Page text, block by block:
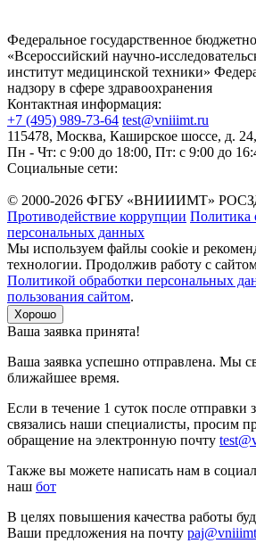
Федеральное государственное
«Всероссийский научно-
институт медицинской техники»
надзору в сфере здравоохранения
Контактная информация:
+7 (495) 989-73-64 test@vniiimt.ru
115478, Москва, Каширское шоссе, д.
Пн - Чт: с 9:00 до 18:00, Пт: с 9:00 до
Социальные сети:
© 2000-2026 ФГБУ «ВНИИИМТ»
Противодействие коррупции Политика
персональных данных
Мы используем файлы cookie и
технологии. Продолжив работу с
Политикой обработки персональных
пользования сайтом.
Хорошо
Ваша заявка принята!
Ваша заявка успешно отправлена. Мы
ближайшее время.
Если в течение 1 суток после отправки
связались наши специалисты, просим
обращение на электронную почту
Также вы можете написать нам в
наш бот
В целях повышения качества работы
Ваши предложения на почту